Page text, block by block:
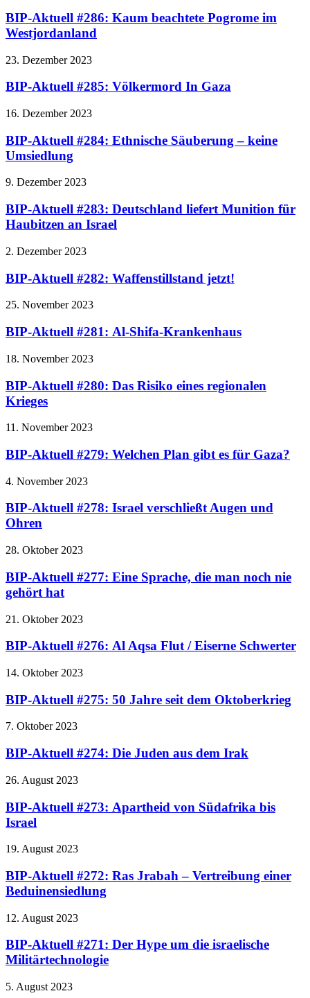
BIP-Aktuell #286: Kaum beachtete Pogrome im
Westjordanland
23. Dezember 2023
BIP-Aktuell #285: Völkermord In Gaza
16. Dezember 2023
BIP-Aktuell #284: Ethnische Säuberung – keine
Umsiedlung
9. Dezember 2023
BIP-Aktuell #283: Deutschland liefert Munition für
Haubitzen an Israel
2. Dezember 2023
BIP-Aktuell #282: Waffenstillstand jetzt!
25. November 2023
BIP-Aktuell #281: Al-Shifa-Krankenhaus
18. November 2023
BIP-Aktuell #280: Das Risiko eines regionalen
Krieges
11. November 2023
BIP-Aktuell #279: Welchen Plan gibt es für Gaza?
4. November 2023
BIP-Aktuell #278: Israel verschließt Augen und
Ohren
28. Oktober 2023
BIP-Aktuell #277: Eine Sprache, die man noch nie
gehört hat
21. Oktober 2023
BIP-Aktuell #276: Al Aqsa Flut / Eiserne Schwerter
14. Oktober 2023
BIP-Aktuell #275: 50 Jahre seit dem Oktoberkrieg
7. Oktober 2023
BIP-Aktuell #274: Die Juden aus dem Irak
26. August 2023
BIP-Aktuell #273: Apartheid von Südafrika bis
Israel
19. August 2023
BIP-Aktuell #272: Ras Jrabah – Vertreibung einer
Beduinensiedlung
12. August 2023
BIP-Aktuell #271: Der Hype um die israelische
Militärtechnologie
5. August 2023